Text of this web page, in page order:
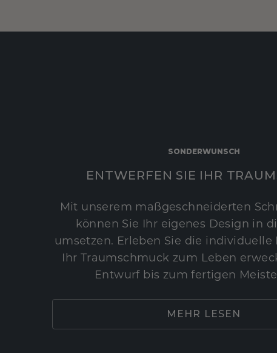
SONDERWUNSCH
ENTWERFEN SIE IHR
Mit unserem maßgeschneiderten
können Sie Ihr eigenes Design in
umsetzen. Erleben Sie die individuelle
Ihr Traumschmuck zum Leben
Entwurf bis zum fertigen
MEHR LESEN